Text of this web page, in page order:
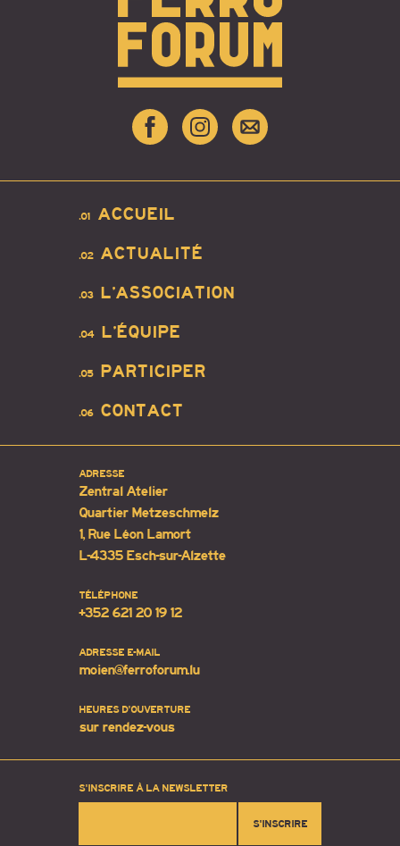
ACCUEIL
.01
ACTUALITÉ
.02
L’ASSOCIATION
.03
L’ÉQUIPE
.04
PARTICIPER
.05
CONTACT
.06
ADRESSE
Zentral Atelier
Quartier Metzeschmelz
1, Rue Léon Lamort
L-4335 Esch-sur-Alzette
TÉLÉPHONE
+352 621 20 19 12
ADRESSE E-MAIL
moien@ferroforum.lu
HEURES D'OUVERTURE
sur rendez-vous
S'INSCRIRE À LA NEWSLETTER
S'INSCRIRE